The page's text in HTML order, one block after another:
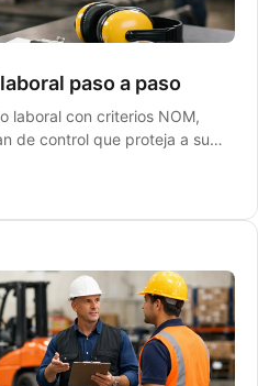
paso a paso
laboral con criterios NOM,
de control que proteja a su